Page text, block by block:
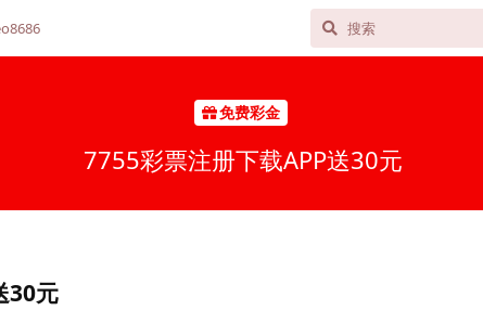
免费彩金
7755彩票注册下载APP送30元
30元